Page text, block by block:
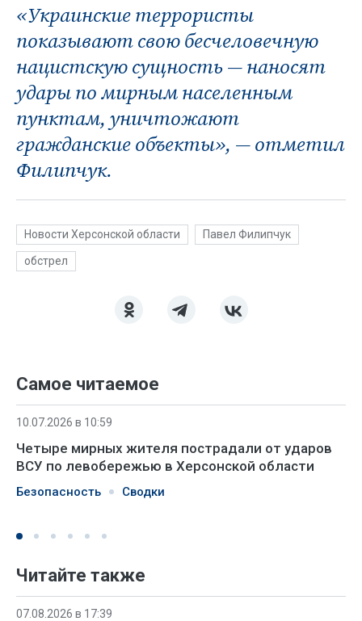
«Украинские террористы
показывают свою бесчеловечную
нацистскую сущность — наносят
удары по мирным населенным
пунктам, уничтожают
гражданские объекты», — отметил
Филипчук.
Новости Херсонской области Павел Филипчук
обстрел
Самое читаемое
10.07.2026 в 10:59
Четыре мирных жителя пострадали от ударов
ВСУ по левобережью в Херсонской области
Безопасность Сводки
Читайте также
07.08.2026 в 17:39